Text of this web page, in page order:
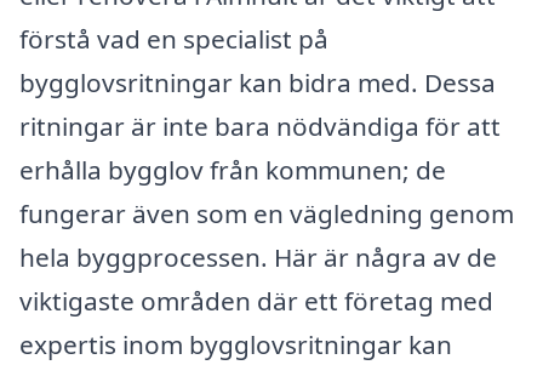
förstå vad en specialist på
bygglovsritningar kan bidra med. Dessa
ritningar är inte bara nödvändiga för att
erhålla bygglov från kommunen; de
fungerar även som en vägledning genom
hela byggprocessen. Här är några av de
viktigaste områden där ett företag med
expertis inom bygglovsritningar kan